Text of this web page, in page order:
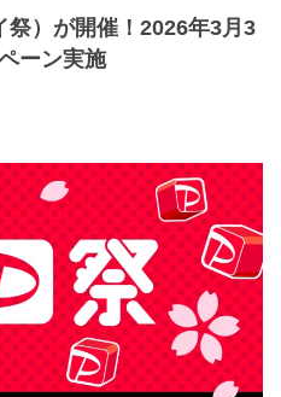
）が開催！2026年3月3
ーン実施